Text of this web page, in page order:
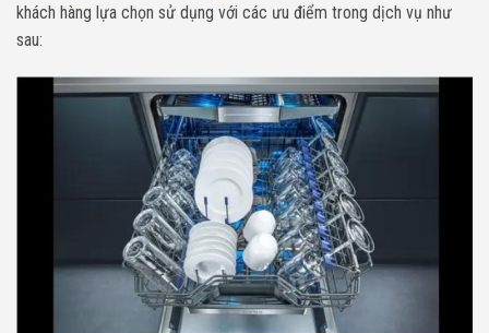
khách hàng lựa chọn sử dụng với các ưu điểm trong dịch vụ như
sau: